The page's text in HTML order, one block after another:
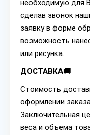
необходимую для
сделав звонок
заявку в форме
возможность
или рисунка.
ДОСТАВКА🚚
Стоимость
оформлении
Заключительная
веса и объема